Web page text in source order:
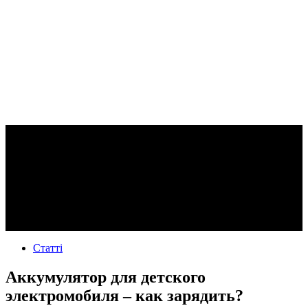
Статті
Аккумулятор для детского
электромобиля – как зарядить?